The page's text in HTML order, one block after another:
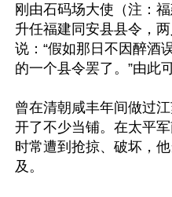
刚由石码场大使（注：
升任福建同安县县令，
说：“假如那日不因醉酒
的一个县令罢了。”由此
曾在清朝咸丰年间做过
开了不少当铺。在太平
时常遭到抢掠、破坏，
及。